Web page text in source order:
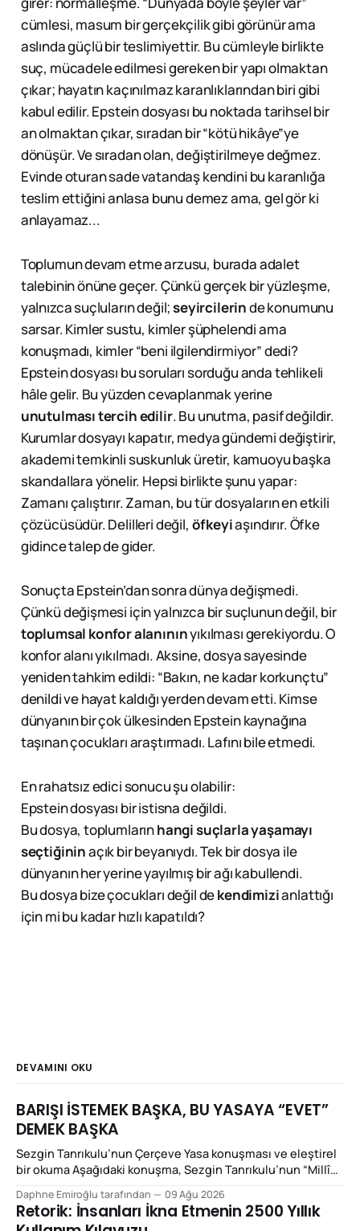
cümlesi, masum bir gerçekçilik gibi görünür ama
aslında güçlü bir teslimiyettir. Bu cümleyle birlikte
suç, mücadele edilmesi gereken bir yapı olmaktan
çıkar; hayatın kaçınılmaz karanlıklarından biri gibi
kabul edilir. Epstein dosyası bu noktada tarihsel bir
an olmaktan çıkar, sıradan bir “kötü hikâye”ye
dönüşür. Ve sıradan olan, değiştirilmeye değmez.
Evinde oturan sade vatandaş kendini bu karanlığa
teslim ettiğini anlasa bunu demez ama, gel gör ki
anlayamaz...
Toplumun devam etme arzusu, burada adalet
talebinin önüne geçer. Çünkü gerçek bir yüzleşme,
yalnızca suçluların değil;seyircilerinde konumunu
sarsar. Kimler sustu, kimler şüphelendi ama
konuşmadı, kimler “beni ilgilendirmiyor” dedi?
Epstein dosyası bu soruları sorduğu anda tehlikeli
hâle gelir. Bu yüzden cevaplanmak yerine
unutulması tercih edilir. Bu unutma, pasif değildir.
Kurumlar dosyayı kapatır, medya gündemi değiştirir,
akademi temkinli suskunluk üretir, kamuoyu başka
skandallara yönelir. Hepsi birlikte şunu yapar:
Zamanı çalıştırır. Zaman, bu tür dosyaların en etkili
çözücüsüdür. Delilleri değil, öfkeyiaşındırır. Öfke
gidince talep de gider.
Sonuçta Epstein’dan sonra dünya değişmedi.
Çünkü değişmesi için yalnızca bir suçlunun değil, bir
toplumsal konfor alanınınyıkılması gerekiyordu. O
konfor alanı yıkılmadı. Aksine, dosya sayesinde
yeniden tahkim edildi: “Bakın, ne kadar korkunçtu”
denildi ve hayat kaldığı yerden devam etti. Kimse
dünyanın bir çok ülkesinden Epstein kaynağına
taşınan çocukları araştırmadı. Lafını bile etmedi.
En rahatsız edici sonucu şu olabilir:
Epstein dosyası bir istisna değildi.
Bu dosya, toplumlarınhangi suçlarla yaşamayı
seçtiğininaçık bir beyanıydı. Tek bir dosya ile
dünyanın her yerine yayılmış bir ağı kabullendi.
Bu dosya bize çocukları değil dekendimizianlattığı
için mi bu kadar hızlı kapatıldı?
DEVAMINI OKU
BARIŞI İSTEMEK BAŞKA, BU YASAYA “EVET”
DEMEK BAŞKA
Sezgin Tanrıkulu’nun Çerçeve Yasa konuşması ve eleştirel
bir okuma Aşağıdaki konuşma, Sezgin Tanrıkulu’nun “Millî
Güçlendirilmesine Dair Kanun Teklifi”ne ilişkin yaptığı
konuşmadır: SEZGİN TANRIKULU’NUN KONUŞMASI “Bugün
Daphne Emiroğlu tarafından 09 Ağu 2026
Retorik: İnsanları İkna Etmenin 2500 Yıllık